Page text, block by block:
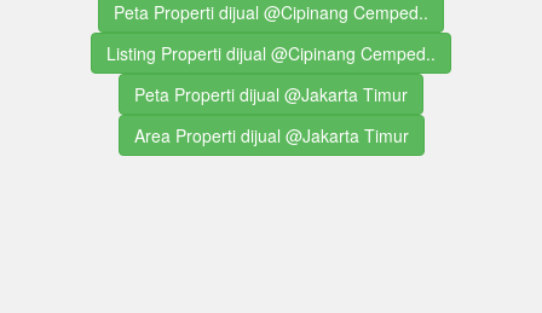
Peta Properti dijual @Cipinang Cemped..
Listing Properti dijual @Cipinang Cemped..
Peta Properti dijual @Jakarta Timur
Area Properti dijual @Jakarta Timur